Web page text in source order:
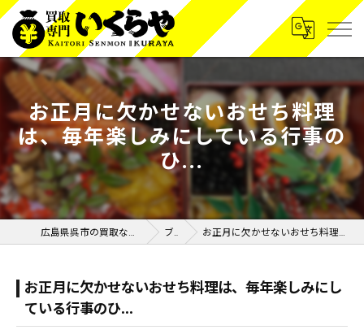
お正月に欠かせないおせち料理
は、毎年楽しみにしている行事の
ひ...
広島県呉市の買取なら買取専門いくらや呉広店 ブログ お正月に欠かせないおせち料理は、毎年楽しみにしている行事のひ...
お正月に欠かせないおせち料理は、毎年楽しみにし
ている行事のひ...